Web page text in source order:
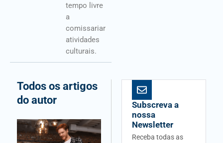
tempo livre
a
comissariar
atividades
culturais.
Todos os artigos
do autor
Subscreva a
nossa
Newsletter
Receba todas as